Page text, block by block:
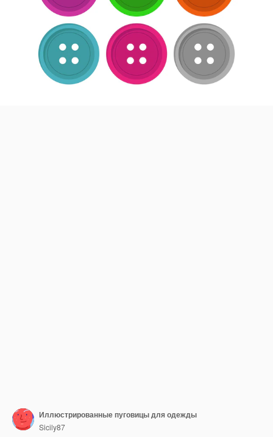
Иллюстрированные пуговицы для одежды
Sicily87